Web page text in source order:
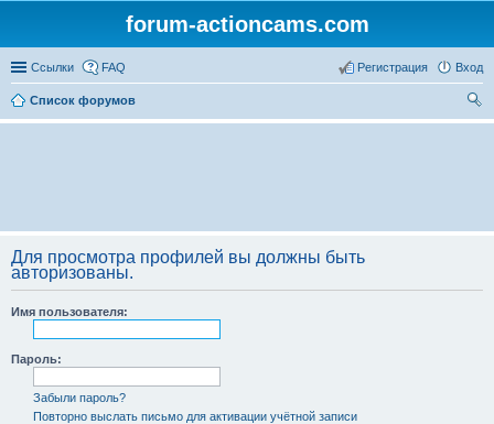
forum-actioncams.com
Ссылки FAQ Вход
Регистрация
Список форумов
ои
Для просмотра профилей вы должны быть
авторизованы.
Имя пользователя:
Пароль:
Забыли пароль?
Повторно выслать письмо для активации учётной записи